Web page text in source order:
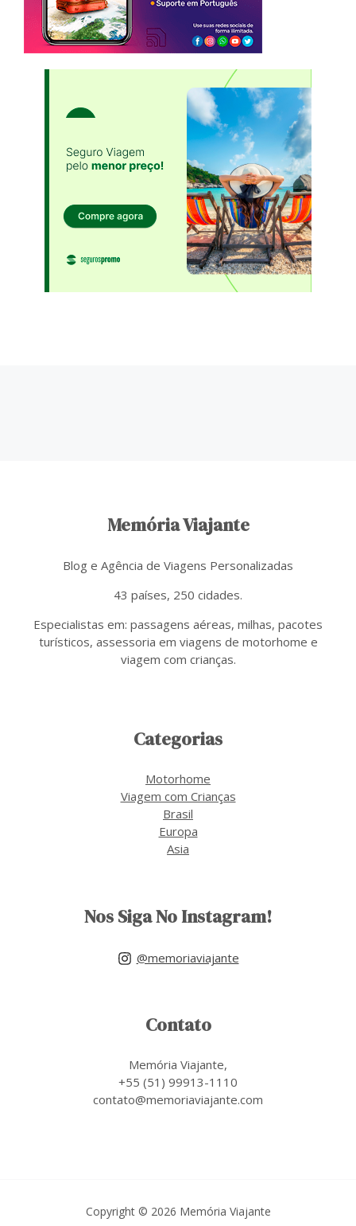
Memória Viajante
Blog e Agência de Viagens Personalizadas
43 países, 250 cidades.
Especialistas em: passagens aéreas, milhas, pacotes
turísticos, assessoria em viagens de motorhome e
viagem com crianças.
Categorias
Motorhome
Viagem com Crianças
Brasil
Europa
Asia
Nos Siga No Instagram!
@memoriaviajante
Contato
Memória Viajante,
+55 (51) 99913-1110
contato@memoriaviajante.com
Copyright © 2026 Memória Viajante